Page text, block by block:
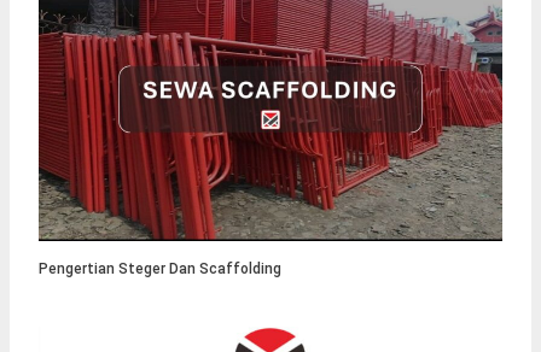
Pengertian Steger Dan Scaffolding